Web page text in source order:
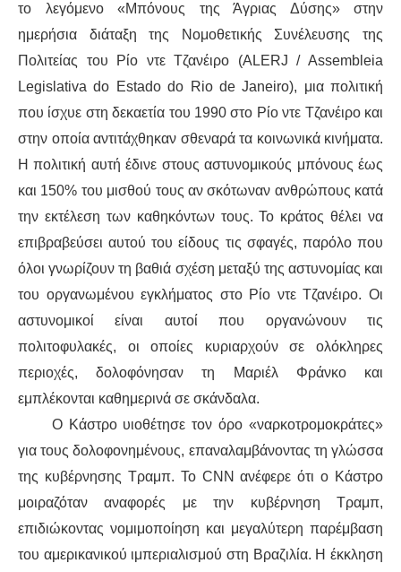
ΑΝΑΛΎΣΕΙΣ
ΚΙΝΉΜΑΤΑ
ΚΙΝΗΤΟΠΟΙΉΣΕΙΣ
ΑΝΑΚΟΙΝΏΣΕΙΣ
ΝΕΟΛΑΊΑ
ΑΝΤΙΦΑΣΙΣΤΙΚΌ
ΓΥΝΑΙΚΕΊΟ
LGBTQIA+
ΠΕΡΙΒΆΛΛΟΝ
ΚΙΝΉΜΑΤΑ ΠΌΛΗΣ
ΙΣΤΟΡΊΑ / ΘΕΩΡΊΑ
το λεγόμενο «Μπόνους της Άγριας Δύσης» στην
ημερήσια διάταξη της Νομοθετικής Συνέλευσης της
Πολιτείας του Ρίο ντε Τζανέιρο (ALERJ / Assembleia
Legislativa do Estado do Rio de Janeiro), μια πολιτική
που ίσχυε στη δεκαετία του 1990 στο Ρίο ντε Τζανέιρο και
στην οποία αντιτάχθηκαν σθεναρά τα κοινωνικά κινήματα.
Η πολιτική αυτή έδινε στους αστυνομικούς μπόνους έως
και 150% του μισθού τους αν σκότωναν ανθρώπους κατά
την εκτέλεση των καθηκόντων τους. Το κράτος θέλει να
επιβραβεύσει αυτού του είδους τις σφαγές, παρόλο που
όλοι γνωρίζουν τη βαθιά σχέση μεταξύ της αστυνομίας και
του οργανωμένου εγκλήματος στο Ρίο ντε Τζανέιρο. Οι
αστυνομικοί είναι αυτοί που οργανώνουν τις
πολιτοφυλακές, οι οποίες κυριαρχούν σε ολόκληρες
περιοχές, δολοφόνησαν τη Μαριέλ Φράνκο και
εμπλέκονται καθημερινά σε σκάνδαλα.
Ο Κάστρο υιοθέτησε τον όρο «ναρκοτρομοκράτες»
για τους δολοφονημένους, επαναλαμβάνοντας τη γλώσσα
της κυβέρνησης Τραμπ. Το CNN ανέφερε ότι ο Κάστρο
μοιραζόταν αναφορές με την κυβέρνηση Τραμπ,
επιδιώκοντας νομιμοποίηση και μεγαλύτερη παρέμβαση
του αμερικανικού ιμπεριαλισμού στη Βραζιλία. Η έκκληση